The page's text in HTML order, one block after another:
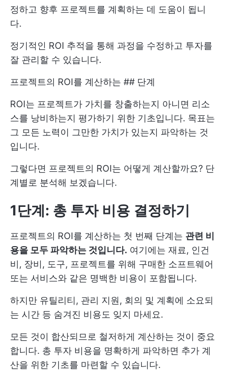
정하고 향후 프로젝트를 계획하는 데 도움이 됩니
다.
정기적인 ROI 추적을 통해 과정을 수정하고 투자를
잘 관리할 수 있습니다.
프로젝트의 ROI를 계산하는 ## 단계
ROI는 프로젝트가 가치를 창출하는지 아니면 리소
스를 낭비하는지 평가하기 위한 기초입니다. 목표는
그 모든 노력이 그만한 가치가 있는지 파악하는 것
입니다.
그렇다면 프로젝트의 ROI는 어떻게 계산할까요? 단
계별로 분석해 보겠습니다.
1단계: 총 투자 비용 결정하기
프로젝트의 ROI를 계산하는 첫 번째 단계는 관련 비
용을 모두 파악하는 것입니다. 여기에는 재료, 인건
비, 장비, 도구, 프로젝트를 위해 구매한 소프트웨어
또는 서비스와 같은 명백한 비용이 포함됩니다.
하지만 유틸리티, 관리 지원, 회의 및 계획에 소요되
는 시간 등 숨겨진 비용도 잊지 마세요.
모든 것이 합산되므로 철저하게 계산하는 것이 중요
합니다. 총 투자 비용을 명확하게 파악하면 추가 계
산을 위한 기초를 마련할 수 있습니다.